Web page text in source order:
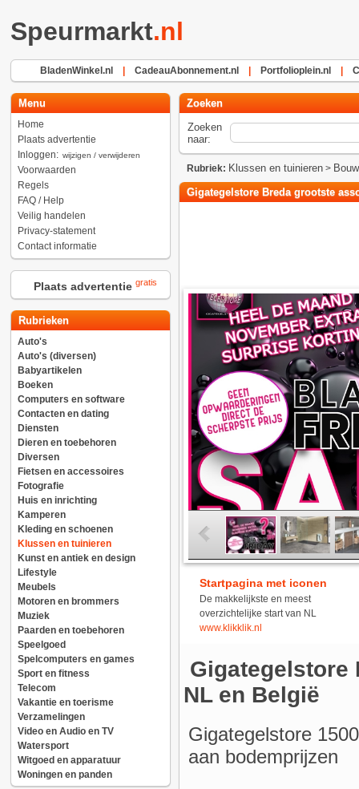
Speurmarkt.nl
BladenWinkel.nl CadeauAbonnement.nl Portfolioplein.nl
Menu
Home
Plaats advertentie
Inloggen: wijzigen / verwijderen
Voorwaarden
Regels
FAQ / Help
Veilig handelen
Privacy-statement
Contact informatie
Plaats advertentie gratis
Rubrieken
Auto's
Auto's (diversen)
Babyartikelen
Boeken
Computers en software
Contacten en dating
Diensten
Dieren en toebehoren
Diversen
Fietsen en accessoires
Fotografie
Huis en inrichting
Kamperen
Kleding en schoenen
Klussen en tuinieren
Kunst en antiek en design
Lifestyle
Meubels
Motoren en brommers
Muziek
Paarden en toebehoren
Speelgoed
Spelcomputers en games
Sport en fitness
Telecom
Vakantie en toerisme
Verzamelingen
Video en Audio en TV
Watersport
Witgoed en apparatuur
Woningen en panden
Zoeken
Zoeken
naar:
Rubriek: Klussen en tuinieren>
Gigategelstore Breda grootste
Startpagina met iconen
De makkelijkste en meest
overzichtelijke start van NL
www.klikklik.nl
Gigategelstore
NL en België
Gigategelstore
aan bodemprijzen